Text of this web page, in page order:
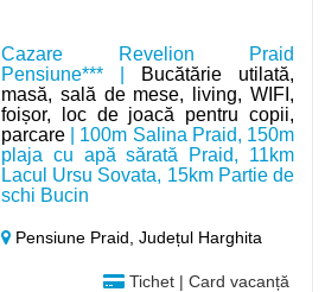
Cazare Revelion Praid
Pensiune*** |
Bucătărie utilată,
masă, sală de mese, living, WIFI,
foișor, loc de joacă pentru copii,
parcare | 100m Salina Praid, 150m
plaja cu apă sărată Praid, 11km
Lacul Ursu Sovata, 15km Partie de
schi Bucin
Pensiune Praid,Județul Harghita
Tichet | Card vacanță